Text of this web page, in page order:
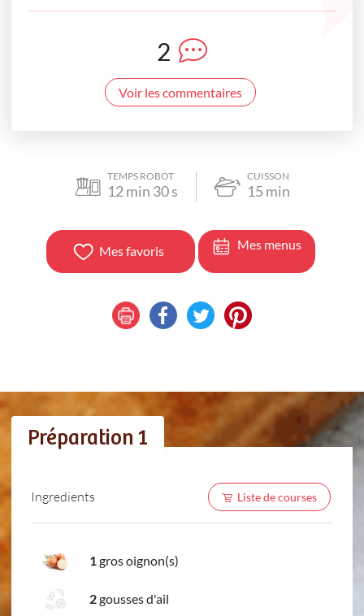
2
Voir les commentaires
TEMPS ROBOT
12min 30s
CUISSON
15 min
Mes favoris Mes menus
Préparation 1
Ingredients Liste de courses
1gros oignon(s)
2gousses d'ail